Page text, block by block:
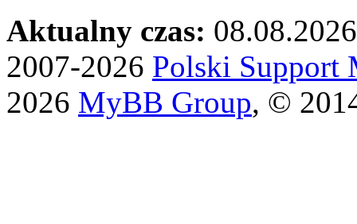
Aktualny czas:
2007-2026 Polski Support
2026 MyBB Group, ©